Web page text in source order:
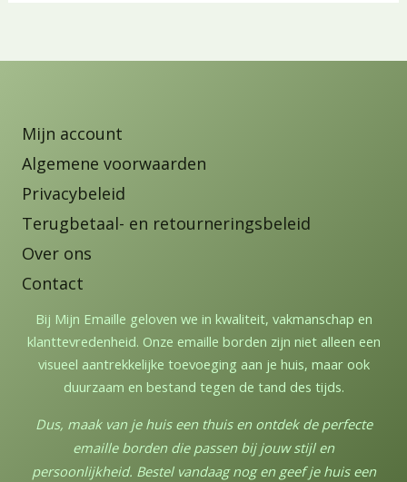
Mijn account
Algemene voorwaarden
Privacybeleid
Terugbetaal- en retourneringsbeleid
Over ons
Contact
Bij Mijn Emaille geloven we in kwaliteit, vakmanschap en
klanttevredenheid. Onze emaille borden zijn niet alleen een
visueel aantrekkelijke toevoeging aan je huis, maar ook
duurzaam en bestand tegen de tand des tijds.
Dus, maak van je huis een thuis en ontdek de perfecte
emaille borden die passen bij jouw stijl en
persoonlijkheid. Bestel vandaag nog en geef je huis een